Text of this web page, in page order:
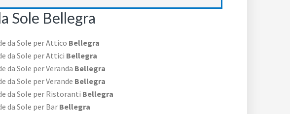
Sole Bellegra
da Sole per Attico Bellegra
da Sole per Attici Bellegra
da Sole per Veranda Bellegra
da Sole per Verande Bellegra
da Sole per Ristoranti Bellegra
da Sole per BarBellegra